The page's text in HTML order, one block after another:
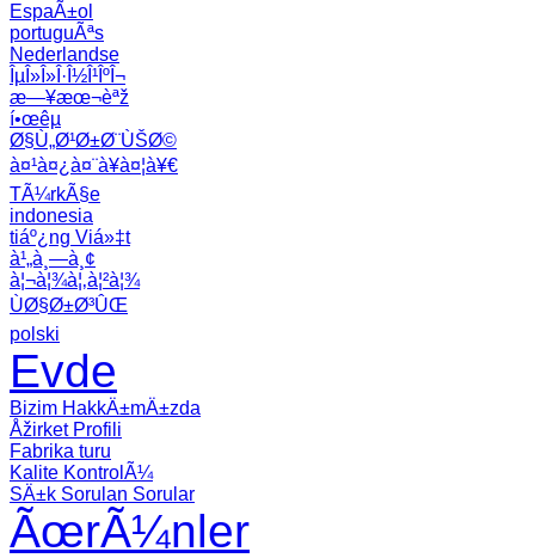
EspaÃ±ol
portuguÃªs
Nederlandse
ÎµÎ»Î»Î·Î½Î¹ÎºÎ¬
æ—¥æœ¬èªž
í•œêµ­
Ø§Ù„Ø¹Ø±Ø¨ÙŠØ©
à¤¹à¤¿à¤¨à¥à¤¦à¥€
TÃ¼rkÃ§e
indonesia
tiáº¿ng Viá»‡t
à¹„à¸—à¸¢
à¦¬à¦¾à¦‚à¦²à¦¾
ÙØ§Ø±Ø³ÛŒ
polski
Evde
Bizim HakkÄ±mÄ±zda
Åžirket Profili
Fabrika turu
Kalite KontrolÃ¼
SÄ±k Sorulan Sorular
ÃœrÃ¼nler